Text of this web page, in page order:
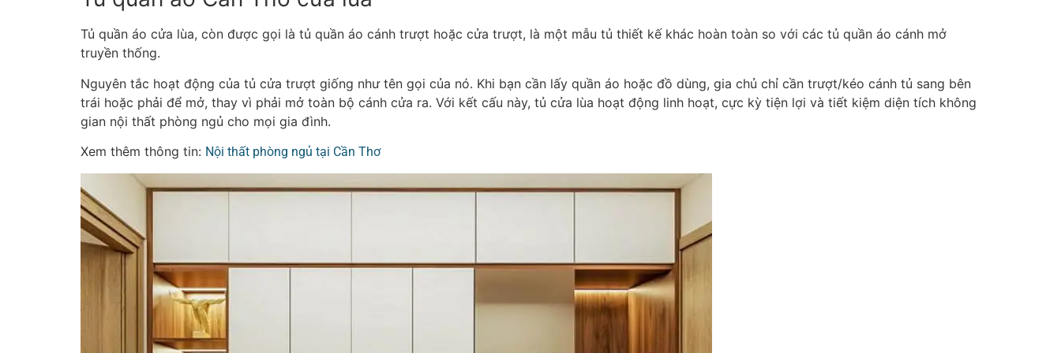
Tủ quần áo cửa lùa, còn được gọi là tủ quần áo cánh trượt hoặc cửa trượt, là một mẫu tủ thiết kế khác hoàn toàn so với các tủ quần áo cánh mở
truyền thống.
Nguyên tắc hoạt động của tủ cửa trượt giống như tên gọi của nó. Khi bạn cần lấy quần áo hoặc đồ dùng, gia chủ chỉ cần trượt/kéo cánh tủ sang bên
trái hoặc phải để mở, thay vì phải mở toàn bộ cánh cửa ra. Với kết cấu này, tủ cửa lùa hoạt động linh hoạt, cực kỳ tiện lợi và tiết kiệm diện tích không
gian nội thất phòng ngủ cho mọi gia đình.
Xem thêm thông tin: Nội thất phòng ngủ tại Cần Thơ